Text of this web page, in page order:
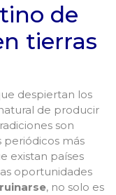
de
tierras
despiertan los
de producir
son
periódicos más
existan países
oportunidades
, no solo es